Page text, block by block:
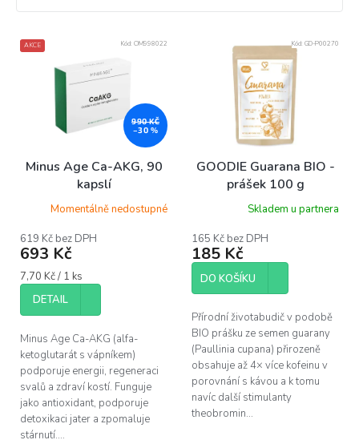
V
ý
ů
AKCE
990 KČ
–30 %
Minus Age Ca-AKG, 90
kapslí
Momentálně nedostupné
619 Kč bez DPH
693 Kč
Měrná
cena:
7,70 Kč / 1 ks
DETAIL
Minus Age Ca-AKG (alfa-
ketoglutarát s vápníkem)
podporuje energii, regeneraci
svalů a zdraví kostí. Funguje
jako antioxidant, podporuje
detoxikaci jater a zpomaluje
stárnutí....
Kód: OM998022
GOODIE Guarana BIO -
prášek 100 g
Skladem u partnera
165 Kč bez DPH
185 Kč
DO KOŠÍKU
Přírodní životabudič v podobě
BIO prášku ze semen guarany
(Paullinia cupana) přirozeně
obsahuje až 4× více kofeinu v
porovnání s kávou a k tomu
navíc další stimulanty
theobromin...
Kód: GD-P00270